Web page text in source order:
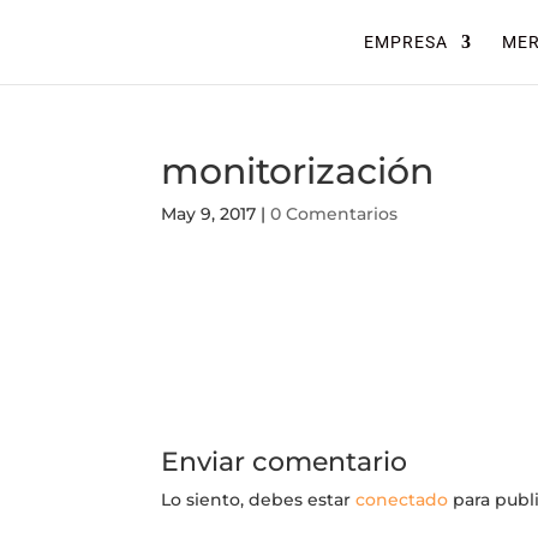
EMPRESA
monitorización
May 9, 2017 |0 Comentarios
Enviar comentario
Lo siento, debes estarconectado para